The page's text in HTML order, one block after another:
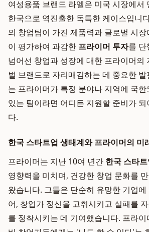
여성용품 브랜드 라엘은 미국 시장에서
한국으로 역진출한 독특한 케이스입니
의 창업팀이 가진 제품력과 글로벌 시
이 평가하여 과감한 프라이머 투자를 단
넘어선 창업과 성장에 대한 프라이머의
벌 브랜드로 자리매김하는 데 중요한
는 프라이머가 특정 분야나 지역에 국
있는 팀이라면 어디든 지원할 준비가
다.
한국 스타트업 생태계와 프라이머의 미
프라이머는 지난 10여 년간 한국 스타
영향력을 미치며, 건강한 창업 문화를
왔습니다. 그들은 단순히 유망한 기업
어, 창업가 정신을 고취시키고 실패를
를 정착시키는 데 기여했습니다. 프라